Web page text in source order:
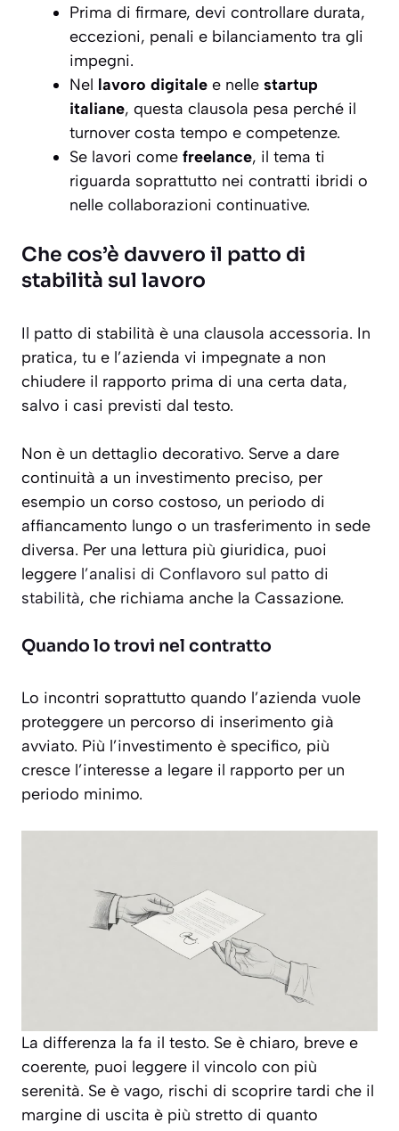
Prima di firmare, devi controllare durata,
eccezioni, penali e bilanciamento tra gli
impegni.
Nel lavoro digitale e nelle startup
italiane, questa clausola pesa perché il
turnover costa tempo e competenze.
Se lavori come freelance, il tema ti
riguarda soprattutto nei contratti ibridi o
nelle collaborazioni continuative.
Che cos’è davvero il patto di
stabilità sul lavoro
Il patto di stabilità è una clausola accessoria. In
pratica, tu e l’azienda vi impegnate a non
chiudere il rapporto prima di una certa data,
salvo i casi previsti dal testo.
Non è un dettaglio decorativo. Serve a dare
continuità a un investimento preciso, per
esempio un corso costoso, un periodo di
affiancamento lungo o un trasferimento in sede
diversa. Per una lettura più giuridica, puoi
leggere l’analisi di Conflavoro sul patto di
stabilità, che richiama anche la Cassazione.
Quando lo trovi nel contratto
Lo incontri soprattutto quando l’azienda vuole
proteggere un percorso di inserimento già
avviato. Più l’investimento è specifico, più
cresce l’interesse a legare il rapporto per un
periodo minimo.
La differenza la fa il testo. Se è chiaro, breve e
coerente, puoi leggere il vincolo con più
serenità. Se è vago, rischi di scoprire tardi che il
margine di uscita è più stretto di quanto